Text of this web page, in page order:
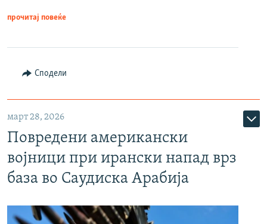
прочитај повеќе
Сподели
март 28, 2026
Повредени американски
војници при ирански напад врз
база во Саудиска Арабија